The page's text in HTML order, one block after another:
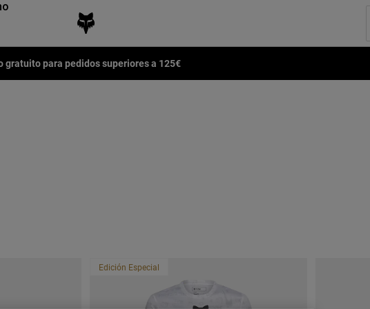
gratuito para pedidos superiores a 125€
Edición Especial